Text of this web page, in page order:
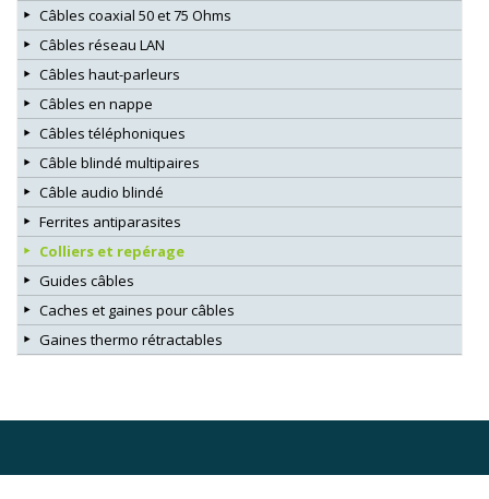
Câbles coaxial 50 et 75 Ohms
Câbles réseau LAN
Câbles haut-parleurs
Câbles en nappe
Câbles téléphoniques
Câble blindé multipaires
Câble audio blindé
Ferrites antiparasites
Colliers et repérage
Guides câbles
Caches et gaines pour câbles
Gaines thermo rétractables